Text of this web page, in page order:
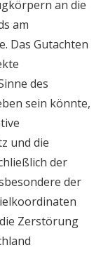
an die
am
Das Gutachten
des
sein könnte,
und die
der
der
Zerstörung